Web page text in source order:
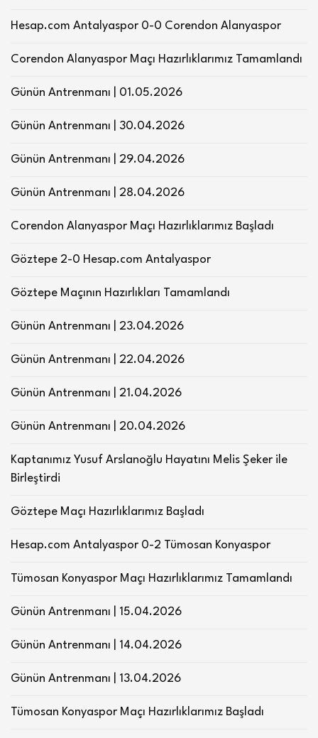
Hesap.com Antalyaspor 0-0 Corendon Alanyaspor
Corendon Alanyaspor Maçı Hazırlıklarımız Tamamlandı
Günün Antrenmanı | 01.05.2026
Günün Antrenmanı | 30.04.2026
Günün Antrenmanı | 29.04.2026
Günün Antrenmanı | 28.04.2026
Corendon Alanyaspor Maçı Hazırlıklarımız Başladı
Göztepe 2-0 Hesap.com Antalyaspor
Göztepe Maçının Hazırlıkları Tamamlandı
Günün Antrenmanı | 23.04.2026
Günün Antrenmanı | 22.04.2026
Günün Antrenmanı | 21.04.2026
Günün Antrenmanı | 20.04.2026
Kaptanımız Yusuf Arslanoğlu Hayatını Melis Şeker ile
Birleştirdi
Göztepe Maçı Hazırlıklarımız Başladı
Hesap.com Antalyaspor 0-2 Tümosan Konyaspor
Tümosan Konyaspor Maçı Hazırlıklarımız Tamamlandı
Günün Antrenmanı | 15.04.2026
Günün Antrenmanı | 14.04.2026
Günün Antrenmanı | 13.04.2026
Tümosan Konyaspor Maçı Hazırlıklarımız Başladı